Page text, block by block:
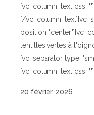
[vc_column_text
[/
lentilles vertes à
[vc_separator
[vc_column_text css=""]
20 février, 2026